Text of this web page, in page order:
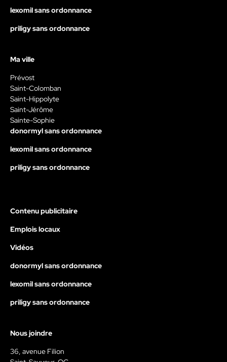
lexomil sans ordonnance
priligy sans ordonnance
Ma ville
Prévost
Saint-Colomban
Saint-Hippolyte
Saint-Jérôme
Sainte-Sophie
donormyl sans ordonnance
lexomil sans ordonnance
priligy sans ordonnance
Contenu publicitaire
Emplois locaux
Vidéos
donormyl sans ordonnance
lexomil sans ordonnance
priligy sans ordonnance
Nous joindre
36, avenue Filion